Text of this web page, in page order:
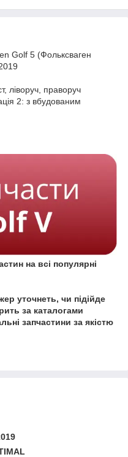
Golf 5 (Фольксваген
ліворуч, праворуч
2: з вбудованим
на всі популярні
уточнеть, чи підійде
за каталогами
запчастини за якістю